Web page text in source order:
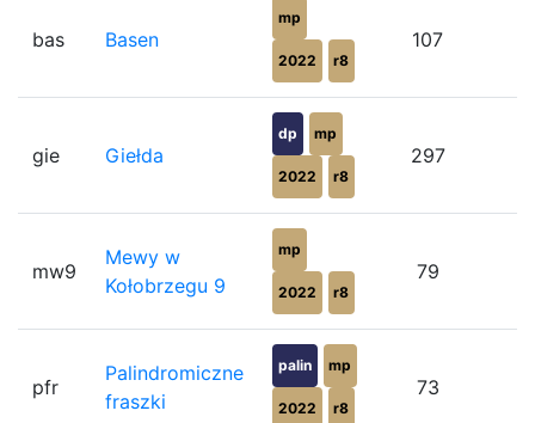
bas Basen
mp
2022 r8
107
gie Giełda
dp mp
2022 r8
297
mw9
Mewy w
Kołobrzegu 9
mp
2022 r8
79
pfr
Palindromiczne
fraszki
palin mp
2022 r8
73